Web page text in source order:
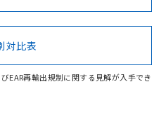
Cd Cr(VI)
可能性があります。
の規格認証/適合状況ページへ
のページからご検索ください
対比表
EAR再輸出規制に関する見解が入手でき